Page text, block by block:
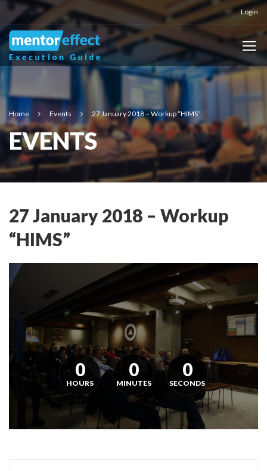
Login
Home Events 27 January 2018 – Workup “HIMS”
EVENTS
27 January 2018 – Workup
“HIMS”
0
HOURS
0
MINUTES
0
SECONDS